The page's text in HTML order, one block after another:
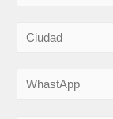
W